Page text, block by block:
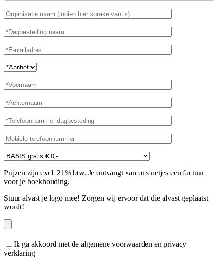
Prijzen zijn excl. 21% btw. Je ontvangt van ons netjes een factuur
voor je boekhouding.
Stuur alvast je logo mee! Zorgen wij ervoor dat die alvast geplaatst
wordt!
Ik ga akkoord met de algemene voorwaarden en privacy
verklaring.